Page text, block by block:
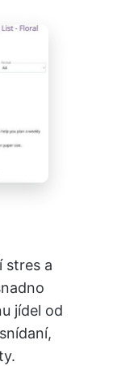
stres a
jídel od